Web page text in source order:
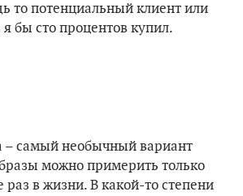
то потенциальный клиент или
бы сто процентов купил.
– самый необычный вариант
можно примерить только
раз в жизни. В какой-то степени